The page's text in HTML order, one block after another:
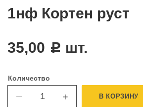
1нф Кортен руст
35,00 c шт.
Количество
— + В КОРЗИНУ